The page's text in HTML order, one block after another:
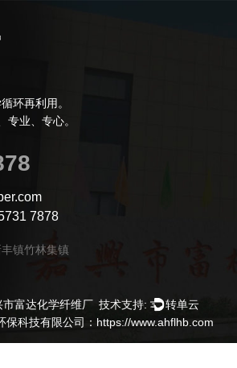
环再利用。
专业、专心。
7878
镇竹林集镇
富达化学纤维厂 技术支持: 转单云
保科技有限公司：https://www.ahflhb.com